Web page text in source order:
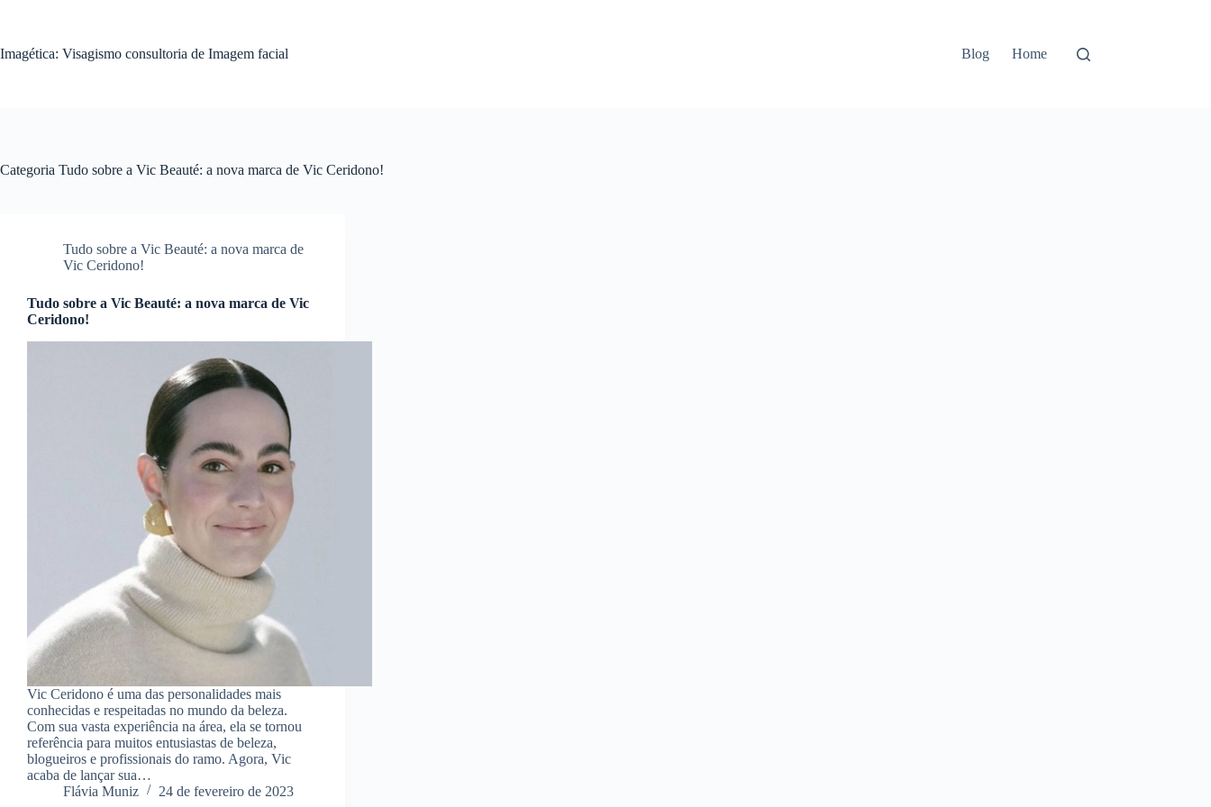
conteúdo
Imagética: Visagismo consultoria de Imagem facial Blog Home
Categoria Tudo sobre a Vic Beauté: a nova marca de Vic Ceridono!
Tudo sobre a Vic Beauté: a nova marca de
Vic Ceridono!
Tudo sobre a Vic Beauté: a nova marca de Vic
Ceridono!
Vic Ceridono é uma das personalidades mais
conhecidas e respeitadas no mundo da beleza.
Com sua vasta experiência na área, ela se tornou
referência para muitos entusiastas de beleza,
blogueiros e profissionais do ramo. Agora, Vic
acaba de lançar sua…
Flávia Muniz
24 de fevereiro de 2023